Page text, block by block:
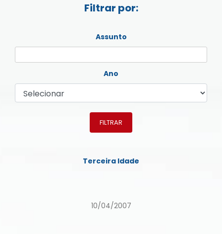
Filtrar por:
Assunto
Ano
FILTRAR
Terceira Idade
10/04/2007